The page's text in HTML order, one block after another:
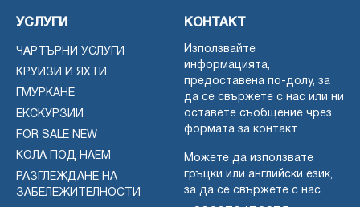
УСЛУГИ
ЧАРТЪРНИ УСЛУГИ
КРУИЗИ И ЯХТИ
ГМУРКАНЕ
ЕКСКУРЗИИ
FOR SALE NEW
КОЛА ПОД НАЕМ
РАЗГЛЕЖДАНЕ НА
ЗАБЕЛЕЖИТЕЛНОСТИ
КОНТАКТ
Използвайте
информацията,
предоставена по-долу, за
да се свържете с нас или ни
оставете съобщение чрез
формата за контакт.
Можете да използвате
гръцки или английски език,
за да се свържете с нас.